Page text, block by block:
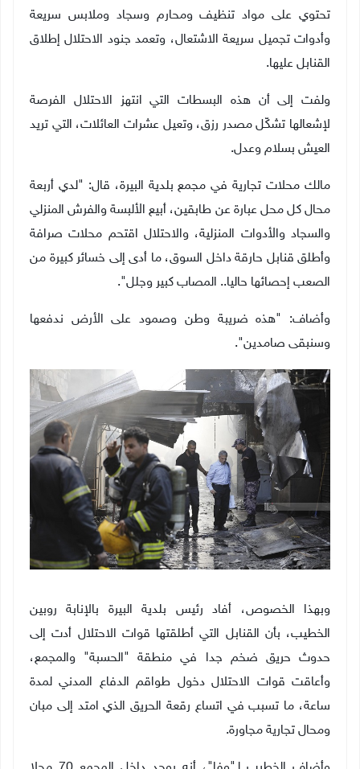
تحتوي على مواد تنظيف ومحارم وسجاد وملابس سريعة
وأدوات تجميل سريعة الاشتعال، وتعمد جنود الاحتلال إطلاق
القنابل عليها.
ولفت إلى أن هذه البسطات التي انتهز الاحتلال الفرصة
لإشعالها تشكّل مصدر رزق، وتعيل عشرات العائلات، التي تريد
العيش بسلام وعدل.
مالك محلات تجارية في مجمع بلدية البيرة، قال: "لدي أربعة
محال كل محل عبارة عن طابقين، أبيع الألبسة والفرش المنزلي
والسجاد والأدوات المنزلية، والاحتلال اقتحم محلات صرافة
وأطلق قنابل حارقة داخل السوق، ما أدى إلى خسائر كبيرة من
الصعب إحصائها حاليا.. المصاب كبير وجلل"
.
وأضاف: "هذه ضريبة وطن وصمود على الأرض ندفعها
وسنبقى صامدين".
وبهذا الخصوص، أفاد رئيس بلدية البيرة بالإنابة روبين
الخطيب، بأن القنابل التي أطلقتها قوات الاحتلال أدت إلى
حدوث حريق ضخم جدا في منطقة "الحسبة" والمجمع،
وأعاقت قوات الاحتلال دخول طواقم الدفاع المدني لمدة
ساعة، ما تسبب في اتساع رقعة الحريق الذي امتد إلى مبان
ومحال تجارية مجاورة.